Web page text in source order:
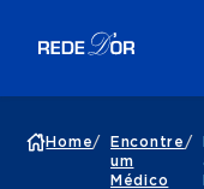
Home/
Encontre
um
Médico
/